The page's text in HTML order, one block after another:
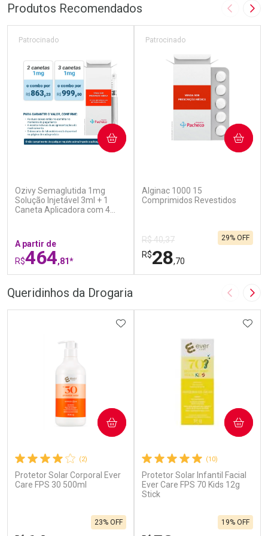
Produtos Recomendados Imagem
Ozivy Semaglutida 1mg
Solução Injetável 3ml + 1
Caneta Aplicadora com 4
Patrocinado
A partir de
R$464,81*
COMPRAR
Ativar Desconto
Por R$ 664,02/cada
Alginac 1000 15
Comprimidos Revestidos
Patrocinado
R$ 40,37
R$28,70
29% OFF
COMPRAR
Ativar Desconto
Comprar sem Desconto
Queridinhos da Drogaria Imagem
(2)
Protetor Solar Corporal Ever
Care FPS 30 500ml
23% OFF
ADICIONAR AOS FAVORITOS
COMPRAR
(10)
Protetor Solar Infantil Facial
Ever Care FPS 70 Kids 12g
Stick
19% OFF
COMPRAR